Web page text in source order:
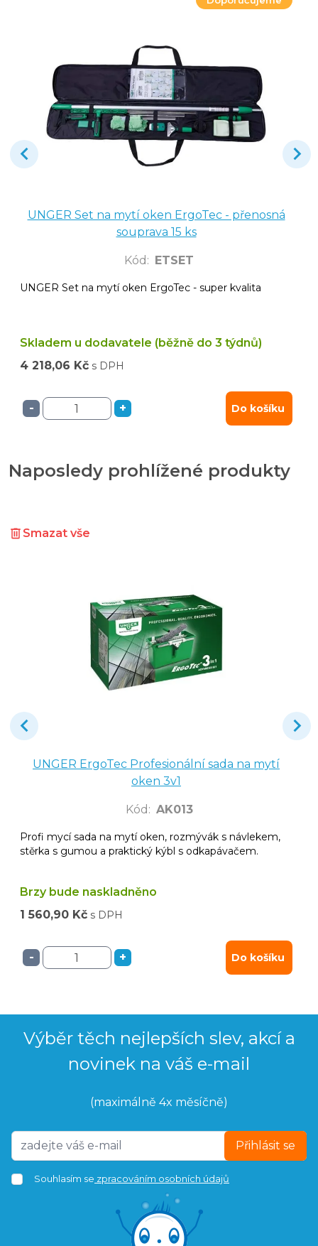
UNGER Set na mytí oken ErgoTec - přenosná
souprava 15 ks
Kód : ETSET
UNGER Set na mytí oken ErgoTec - super kvalita
Skladem u dodavatele (běžně do 3 týdnů)
4 218,06 Kč s DPH
- + Do košíku
Naposledy prohlížené produkty
Smazat vše
UNGER ErgoTec Profesionální sada na mytí
oken 3v1
Kód : AK013
Profi mycí sada na mytí oken, rozmývák s návlekem,
stěrka s gumou a praktický kýbl s odkapávačem.
Brzy bude naskladněno
1 560,90 Kč s DPH
- + Do košíku
Výběr těch nejlepších slev, akcí a
novinek na váš e-mail
(maximálně 4x měsíčně)
Přihlásit se
Souhlasím se zpracováním osobních údajů